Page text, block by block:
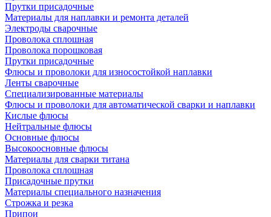
Прутки присадочные
Материалы для наплавки и ремонта деталей
Электроды сварочные
Проволока сплошная
Проволока порошковая
Прутки присадочные
Флюсы и проволоки для износостойкой наплавки
Ленты сварочные
Специализированные материалы
Флюсы и проволоки для автоматической сварки и наплавки
Кислые флюсы
Нейтральные флюсы
Основные флюсы
Высокоосновные флюсы
Материалы для сварки титана
Проволока сплошная
Присадочные прутки
Материалы специального назначения
Строжка и резка
Припои